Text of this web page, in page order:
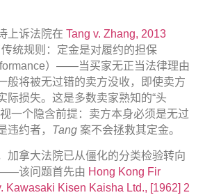
上诉法院在 Tang v. Zhang, 2013
统规则：定金是对履约的担保
）——当买家无正当法律理由
般将被无过错的卖方没收，即使卖方
际损失。这是多数卖家熟知的“头
一个隐含前提：卖方本身必须是无过
违约者， Tang 案不会拯救其定金。
加拿大法院已从僵化的分类检验转向
该问题首先由 Hong Kong Fir
Kawasaki Kisen Kaisha Ltd., [1962] 2